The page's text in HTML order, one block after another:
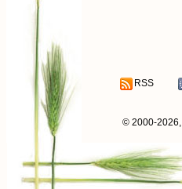
RSS
© 2000-2026,